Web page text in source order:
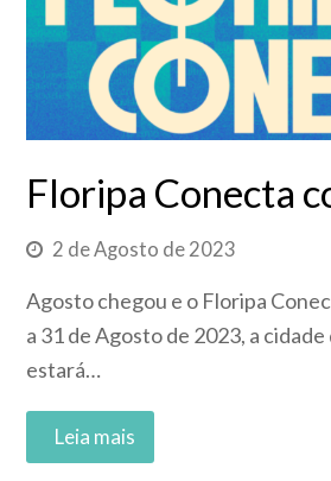
Floripa Conecta
2 de Agosto de 2023
Agosto chegou e o Floripa
a 31 de Agosto de 2023, a
estará…